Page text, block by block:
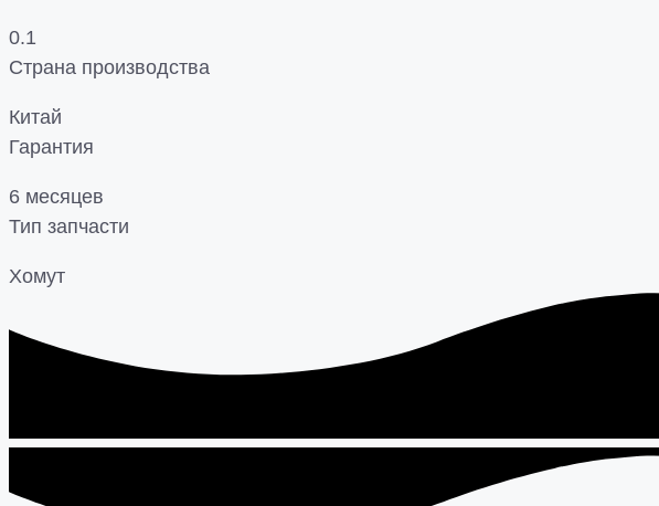
0.1
Страна производства
Китай
Гарантия
6 месяцев
Тип запчасти
Хомут